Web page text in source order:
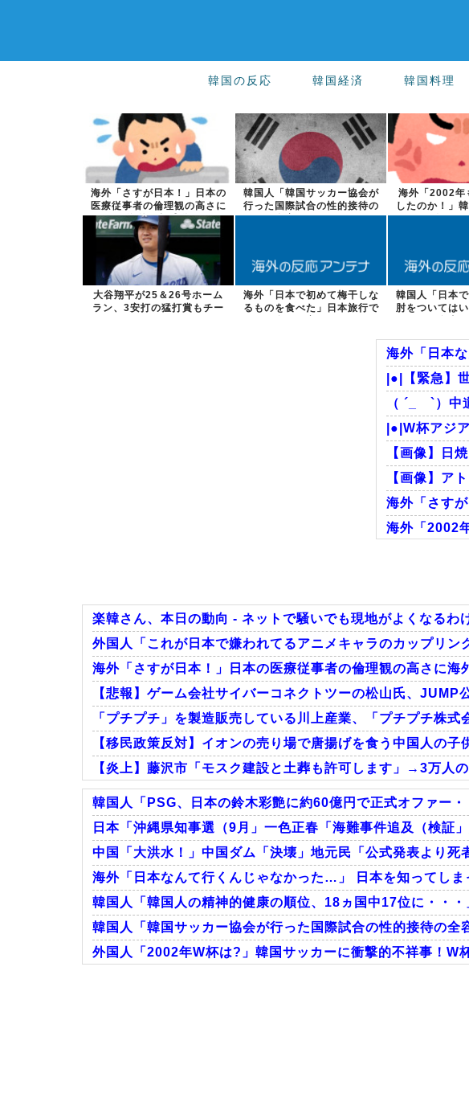
韓国の反応 韓国経済 韓国料理
海外「さすが日本！」日本の
医療従事者の倫理観の高さに
海外が超感動
韓国人「韓国サッカー協会が
行った国際試合の性的接待の
全容がこちら...
海外「2002年
したのか！」
会によ
大谷翔平が25＆26号ホーム
ラン、3安打の猛打賞もチー
海外「日本で初めて梅干しな
るものを食べた」日本旅行で
韓国人「日本
肘をついては
海外「日本
|●|【緊急】
（ ´_ゝ`）
|●|W杯アジ
【画像】日
【画像】ア
海外「さす
海外「2002
外国人「
Powered by
楽韓さん、本日の動向 - ネットで騒いでも現地がよくなるわ
外国人「これが日本で嫌われてるアニメキャラのカップリン
海外「さすが日本！」日本の医療従事者の倫理観の高さに海
【悲報】ゲーム会社サイバーコネクトツーの松山氏、JUMP
「プチプチ」を製造販売している川上産業、「プチプチ株式
【移民政策反対】イオンの売り場で唐揚げを食う中国人の子
【炎上】藤沢市「モスク建設と土葬も許可します」→3万人
Powered by livedoor 相互RSS
韓国人「PSG、日本の鈴木彩艶に約60億円で正式オファー
日本「沖縄県知事選（9月」一色正春「海難事件追及（検証
中国「大洪水！」中国ダム「決壊」地元民「公式発表より死
海外「日本なんて行くんじゃなかった…」 日本を知ってし
韓国人「韓国人の精神的健康の順位、18ヵ国中17位に・・
韓国人「韓国サッカー協会が行った国際試合の性的接待の
外国人「2002年W杯は?」韓国サッカーに衝撃的不祥事！W